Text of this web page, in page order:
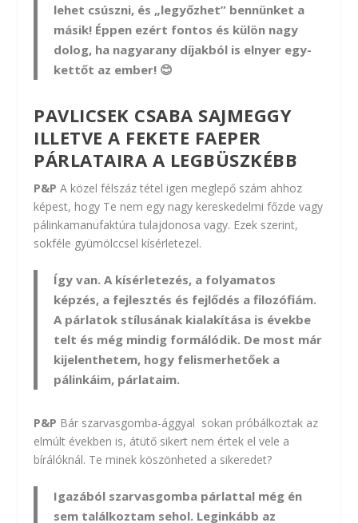
lehet csúszni, és „legyőzhet” bennünket a
másik! Éppen ezért fontos és külön nagy
dolog, ha nagyarany díjakból is elnyer egy-
kettőt az ember! 😊
PAVLICSEK CSABA SAJMEGGY
ILLETVE A FEKETE FAEPER
PÁRLATAIRA A LEGBÜSZKÉBB
P&P A közel félszáz tétel igen meglepő szám ahhoz
képest, hogy Te nem egy nagy kereskedelmi főzde vagy
pálinkamanufaktúra tulajdonosa vagy. Ezek szerint,
sokféle gyümölccsel kísérletezel.
Így van. A kísérletezés, a folyamatos
képzés, a fejlesztés és fejlődés a filozófiám.
A párlatok stílusának kialakítása is évekbe
telt és még mindig formálódik. De most már
kijelenthetem, hogy felismerhetőek a
pálinkáim, párlataim.
P&P Bár szarvasgomba-ággyal sokan próbálkoztak az
elmúlt években is, átütő sikert nem értek el vele a
bírálóknál. Te minek köszönheted a sikeredet?
Igazából szarvasgomba párlattal még én
sem találkoztam sehol. Leginkább az